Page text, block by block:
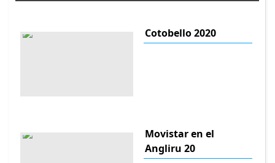
Cotobello 2020
Movistar en el
Angliru 20